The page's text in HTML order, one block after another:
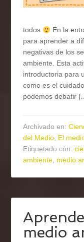
todos
En la
para aprender a
negativas de los
ambiente. Esta
introductoria para
como es el
podemos debatir
Archivado en:
del Medio, El
Etiquetado con:
ambiente, medio
medio